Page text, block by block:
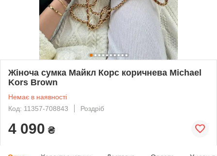
Жіноча сумка Майкл Корс коричнева Michael
Kors Brown
Немає в наявності
Код: 11357-708843
Роздріб
4 090 ₴